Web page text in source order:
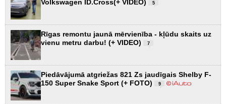
Volkswagen ID.Cross(+ VIDEO)
5
Rīgas remontu jaunā mērvienība - kļūdu skaits uz
vienu metru darbu! (+ VIDEO)
7
Piedāvājumā atgriežas 821 Zs jaudīgais Shelby F-
150 Super Snake Sport (+ FOTO)
9